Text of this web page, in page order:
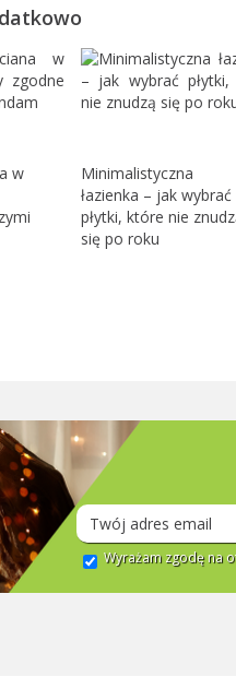
w
Minimalistyczna
łazienka – jak wybrać
płytki, które nie
się po roku
Wyrażam zgodę na